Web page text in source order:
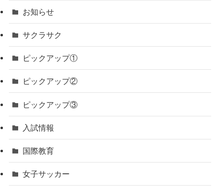
お知らせ
サクラサク
ピックアップ①
ピックアップ②
ピックアップ③
入試情報
国際教育
女子サッカー